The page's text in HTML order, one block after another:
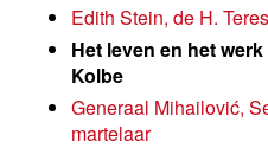
Edith Stein, de H.
Het leven en het
Kolbe
Generaal Mihailović,
martelaar